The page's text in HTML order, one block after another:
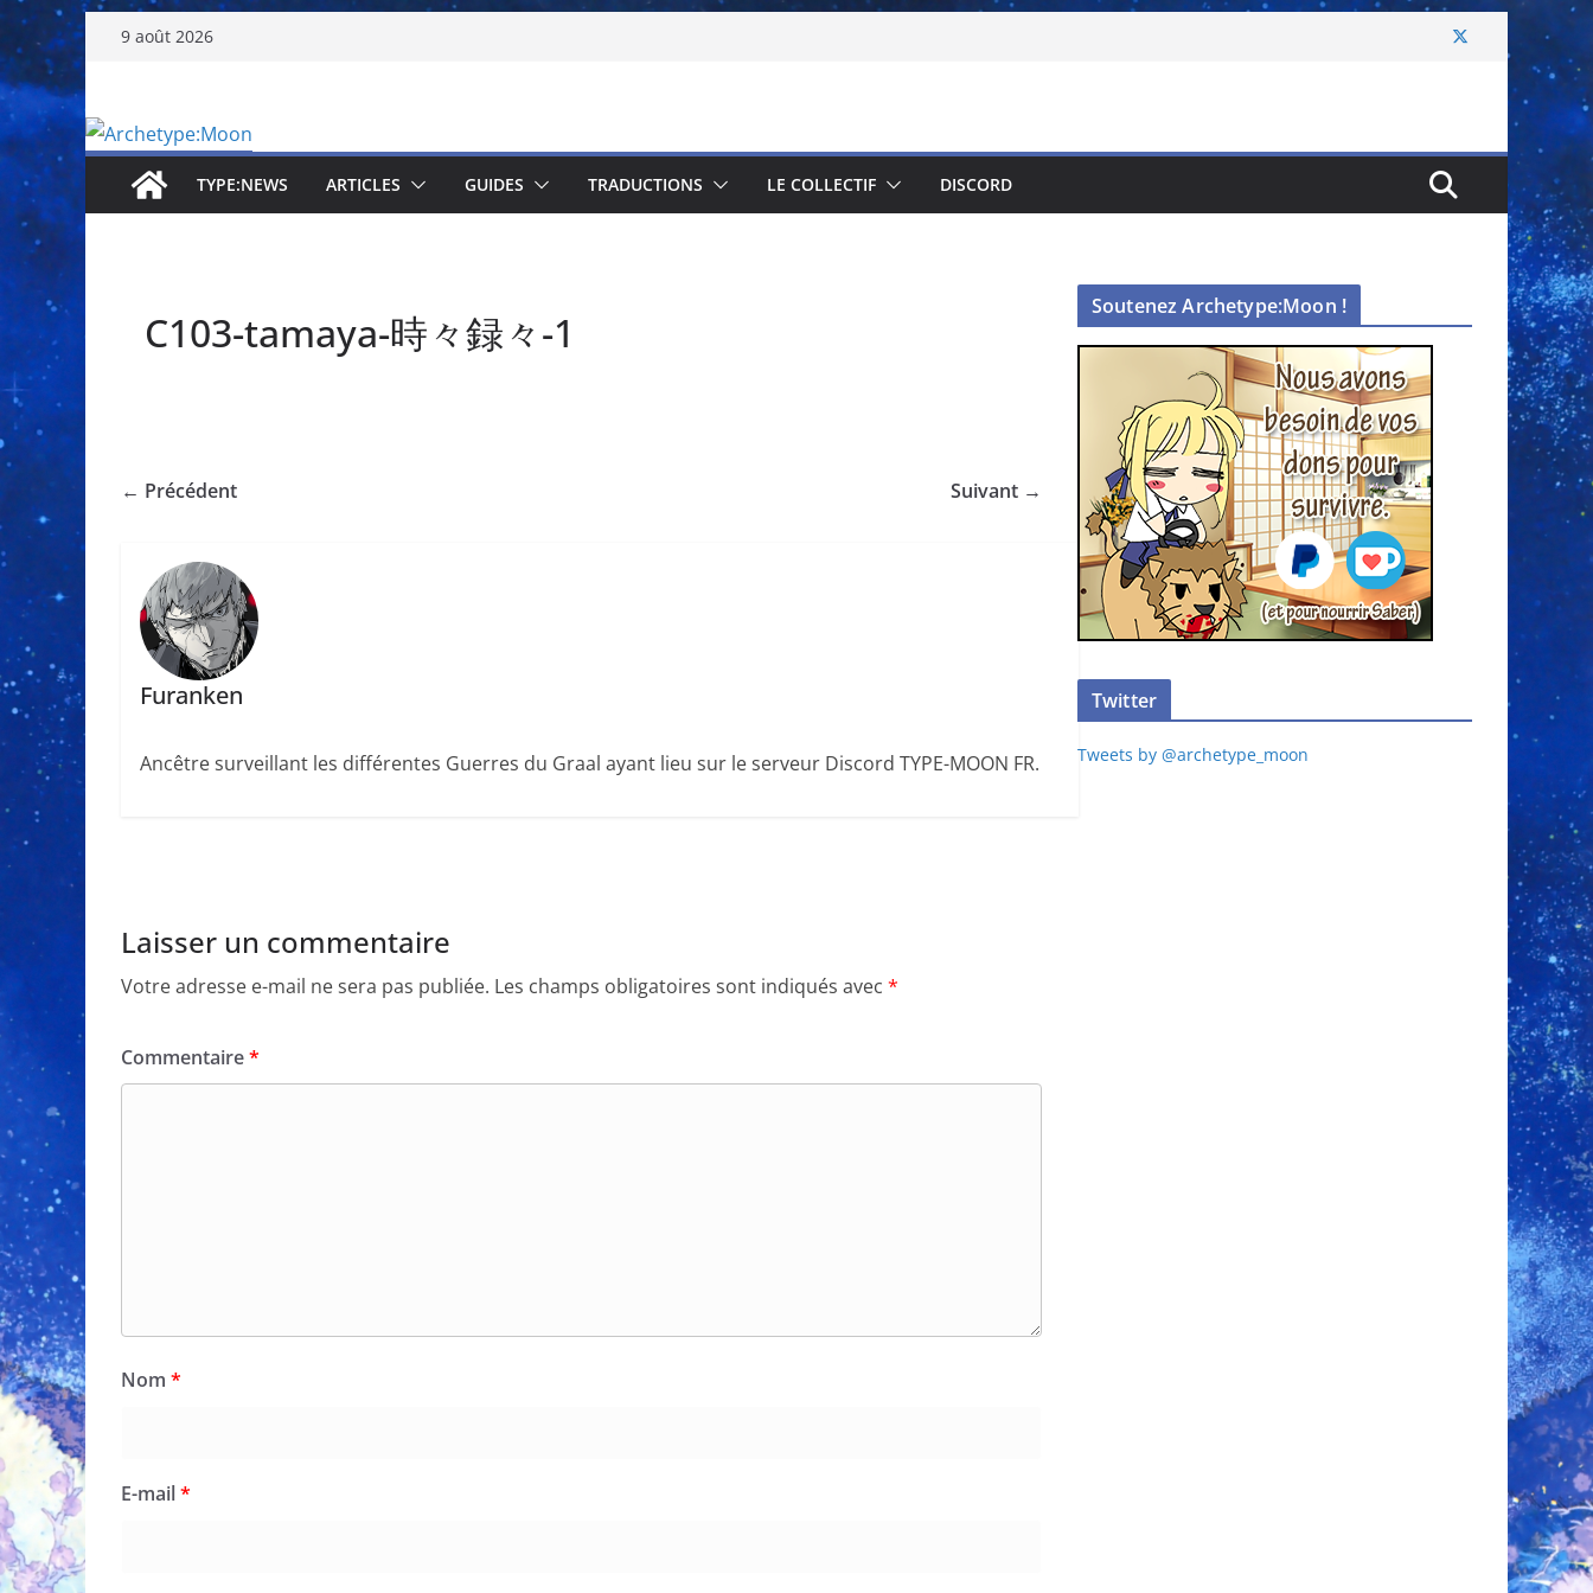
Passer
contenu
9 août 2026
TYPE:NEWS ARTICLES GUIDES TRADUCTIONS LE COLLECTIF DISCORD
C103-tamaya-時々録々-1
← Précédent Suivant →
Furanken
Ancêtre surveillant les différentes Guerres du Graal ayant lieu sur le serveur Discord TYPE-MOON FR.
Laisser un commentaire
Votre adresse e-mail ne sera pas publiée. Les champs obligatoires sont indiqués avec *
Commentaire*
Nom *
E-mail*
Soutenez Archetype:Moon !
Twitter
Tweets by @archetype_moon